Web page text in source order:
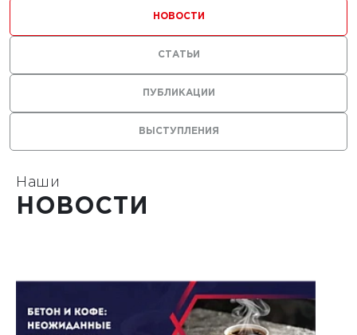
с
ВЫСТУПЛЕНИЯ
ПУБЛИКАЦИИ
НОВОСТИ
СТАТЬИ
Наши
НОВОСТИ